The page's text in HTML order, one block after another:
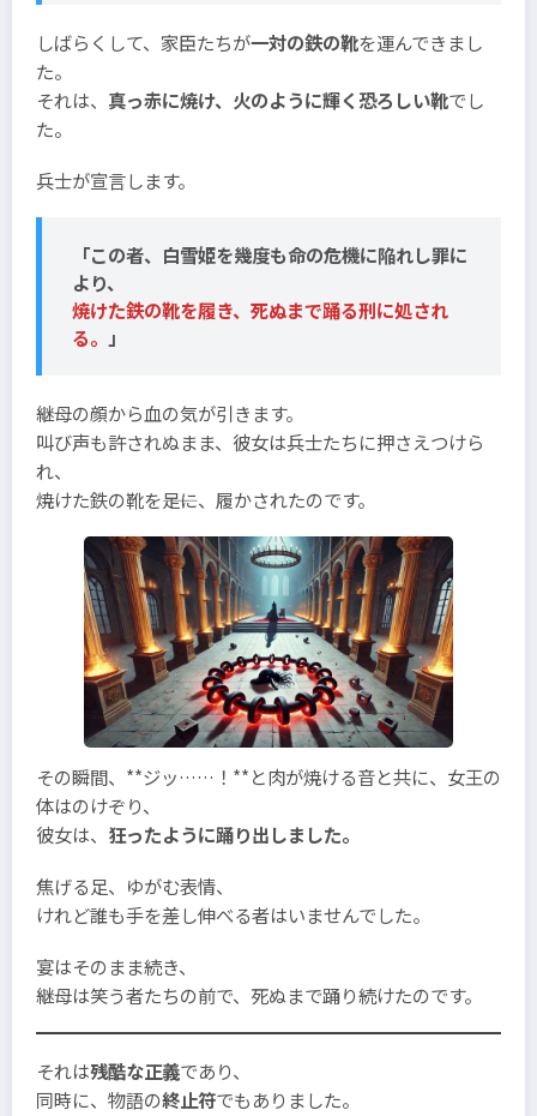
しばらくして、家臣たちが一対の鉄の靴を運んできまし
た。
それは、 真っ赤に焼け、火のように輝く恐ろしい靴でし
た。
兵士が宣言します。
「この者、白雪姫を幾度も命の危機に陥れし罪に
より、
焼けた鉄の靴を履き、死ぬまで踊る刑に処され
る。 」
継母の顔から血の気が引きます。
叫び声も許されぬまま、彼女は兵士たちに押さえつけら
れ、
焼けた鉄の靴を――足に、履かされたのです。
その瞬間、**ジッ……！**と肉が焼ける音と共に、女王の
体はのけぞり、
彼女は、 狂ったように踊り出しました。
焦げる足、ゆがむ表情、
けれど誰も手を差し伸べる者はいませんでした。
宴はそのまま続き、
継母は笑う者たちの前で、死ぬまで踊り続けたのです。
それは残酷な正義であり、
同時に、物語の終止符でもありました。